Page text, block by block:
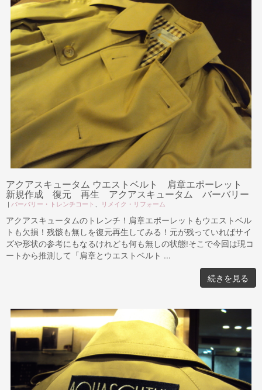
アクアスキュータム ウエストベルト 肩章エポーレット
新規作成 復元 再生 アクアスキュータム バーバリー
| バーバリー・トレンチコート リメイク・リフォーム
アクアスキュータムのトレンチ！肩章エポーレットもウエストベル
トも欠損！残骸も無しを復元再生してみる！元が残っていればサイ
ズや形状の参考にもなるけれども何も無しの状態!そこで今回は現コ
ートから推測して「肩章とウエストベルト ...
続きを見る